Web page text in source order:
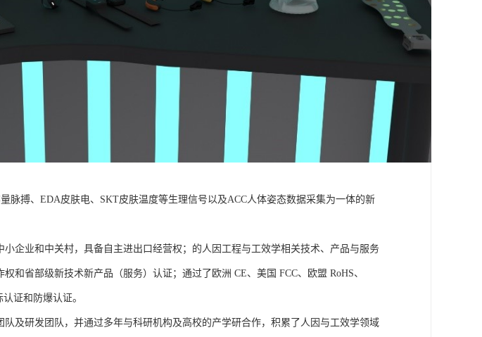
脉搏、EDA皮肤电、SKT皮肤温度等生理信号以及ACC人体姿态数据采集为一体的新
企业和中关村，具备自主进出口经营权；的人因工程与工效学相关技术、产品与服务
和省部级新技术新产品（服务）认证；通过了欧洲 CE、美国 FCC、欧盟 RoHS、
证和防爆认证。
及研发团队，并通过多年与科研机构及高校的产学研合作，积累了人因与工效学领域